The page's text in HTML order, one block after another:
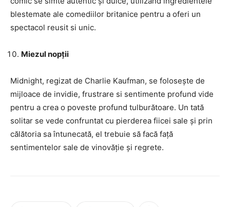
blestemate ale comediilor britanice pentru a oferi un
spectacol reusit si unic.
Miezul nopții
Midnight, regizat de Charlie Kaufman, se folosește de
mijloace de invidie, frustrare si sentimente profund vide
pentru a crea o poveste profund tulburătoare. Un tată
solitar se vede confruntat cu pierderea fiicei sale și prin
călătoria sa întunecată, el trebuie să facă față
sentimentelor sale de vinovăție și regrete.